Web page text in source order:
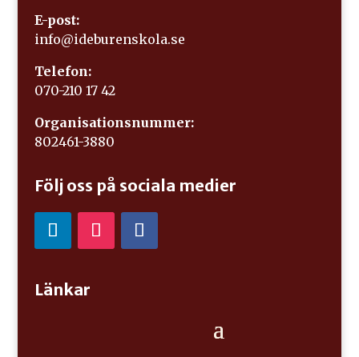
E-post:
info@ideburenskola.se
Telefon:
070-210 17 42
Organisationsnummer:
802461-3880
Följ oss på sociala medier
Länkar